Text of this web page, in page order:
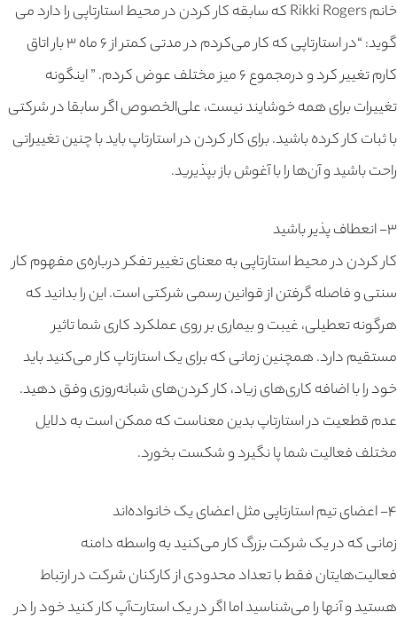
خانم Rikki Rogers که سابقه کار کردن در محیط استارتاپی را دارد می
گوید: “در استارتاپی که کار می‌کردم در مدتی کمتر از ۶ ماه ۳ بار اتاق
کارم تغییر کرد و درمجموع ۶ میز مختلف عوض کردم. ” اینگونه
تغییرات برای همه خوشایند نیست، علی‌الخصوص اگر سابقا در شرکتی
با ثبات کار کرده باشید. برای کار کردن در استارتاپ باید با چنین تغییراتی
راحت باشید و آن‌ها را با آغوش باز بپذیرید.
۳- انعطاف پذیر باشید
کار کردن در محیط استارتاپی به معنای تغییر تفکر درباره‌ی مفهوم کار
سنتی و فاصله گرفتن از قوانین رسمی شرکتی است. این را بدانید که
هرگونه تعطیلی، غیبت و بیماری بر روی عملکرد کاری شما تاثیر
مستقیم دارد. همچنین زمانی که برای یک استارتاپ کار می‌کنید باید
خود را با اضافه کاری‌های زیاد، کار کردن‌های شبانه‌روزی وفق دهید.
عدم قطعیت در استارتاپ بدین معناست که ممکن است به دلایل
مختلف فعالیت شما پا نگیرد و شکست بخورد.
۴- اعضای تیم استارتاپی مثل اعضای یک خانواده‌اند
زمانی که در یک شرکت بزرگ کار می‌کنید به واسطه دامنه
فعالیت‌هایتان فقط با تعداد محدودی از کارکنان شرکت در ارتباط
هستید و آنها را می‌شناسید اما اگر در یک استارت‌آپ کار کنید خود را در